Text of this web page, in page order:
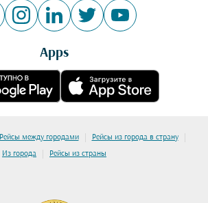
Apps
Рейсы между городами | Рейсы из города в страну |
Из города | Рейсы из страны